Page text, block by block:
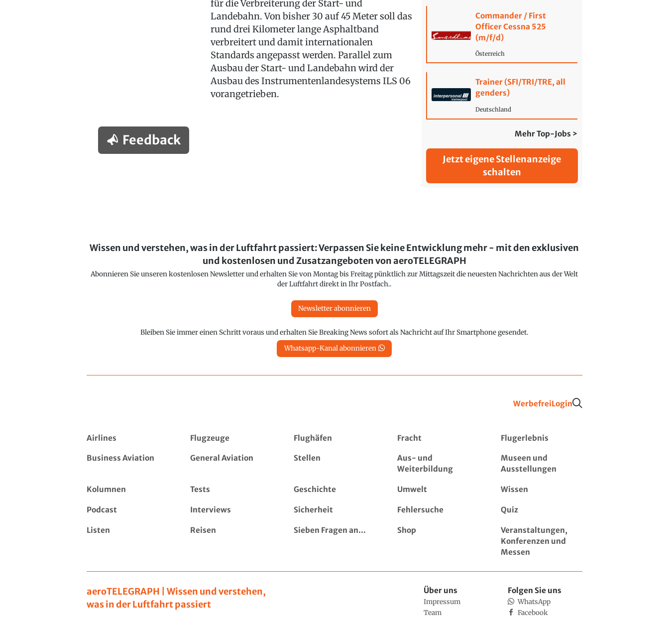
für die Verbreiterung der Start- und
Landebahn. Von bisher 30 auf 45 Meter soll das
rund drei Kilometer lange Asphaltband
verbreitert und damit internationalen
Standards angepasst werden. Parallel zum
Ausbau der Start- und Landebahn wird der
Ausbau des Instrumentenlandesystems ILS 06
vorangetrieben.
Feedback
Commander / First
Officer Cessna 525
(m/f/d)
Österreich
Trainer (SFI/TRI/TRE, all
genders)
Deutschland
Mehr Top-Jobs >
Jetzt eigene Stellenanzeige
schalten
Wissen und verstehen, was in der Luftfahrt passiert: Verpassen Sie keine Entwicklung mehr - mit den exklusiven
und kostenlosen und Zusatzangeboten von aeroTELEGRAPH
Abonnieren Sie unseren kostenlosen Newsletter und erhalten Sie von Montag bis Freitag pünktlich zur Mittagszeit die neuesten Nachrichten aus der Welt
der Luftfahrt direkt in Ihr Postfach..
Newsletter abonnieren
Bleiben Sie immer einen Schritt voraus und erhalten Sie Breaking News sofort als Nachricht auf Ihr Smartphone gesendet.
Whatsapp-Kanal abonnieren
WerbefreiLogin
Airlines Flugzeuge Flughäfen Fracht Flugerlebnis
Business Aviation General Aviation Stellen
Aus- und
Weiterbildung
Museen und
Ausstellungen
Kolumnen Tests Geschichte Umwelt Wissen
Podcast Interviews Sicherheit Fehlersuche Quiz
Listen Reisen Sieben Fragen an... Shop
Veranstaltungen,
Konferenzen und
Messen
aeroTELEGRAPH | Wissen und verstehen,
was in der Luftfahrt passiert
Über uns
Impressum
Team
Folgen Sie uns
WhatsApp
Facebook